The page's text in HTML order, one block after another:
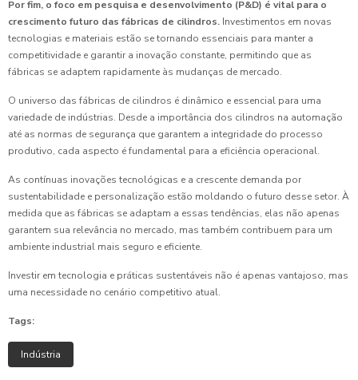
Por fim, o foco em pesquisa e desenvolvimento (P&D) é vital para o
crescimento futuro das fábricas de cilindros. Investimentos em novas
tecnologias e materiais estão se tornando essenciais para manter a
competitividade e garantir a inovação constante, permitindo que as
fábricas se adaptem rapidamente às mudanças de mercado.
O universo das fábricas de cilindros é dinâmico e essencial para uma
variedade de indústrias. Desde a importância dos cilindros na automação
até as normas de segurança que garantem a integridade do processo
produtivo, cada aspecto é fundamental para a eficiência operacional.
As contínuas inovações tecnológicas e a crescente demanda por
sustentabilidade e personalização estão moldando o futuro desse setor. À
medida que as fábricas se adaptam a essas tendências, elas não apenas
garantem sua relevância no mercado, mas também contribuem para um
ambiente industrial mais seguro e eficiente.
Investir em tecnologia e práticas sustentáveis não é apenas vantajoso, mas
uma necessidade no cenário competitivo atual.
Tags:
Indústria